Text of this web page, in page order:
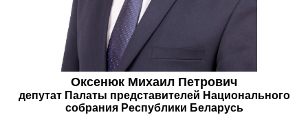
Оксенюк Михаил Петрович
депутат Палаты представителей Национального
собрания Республики Беларусь